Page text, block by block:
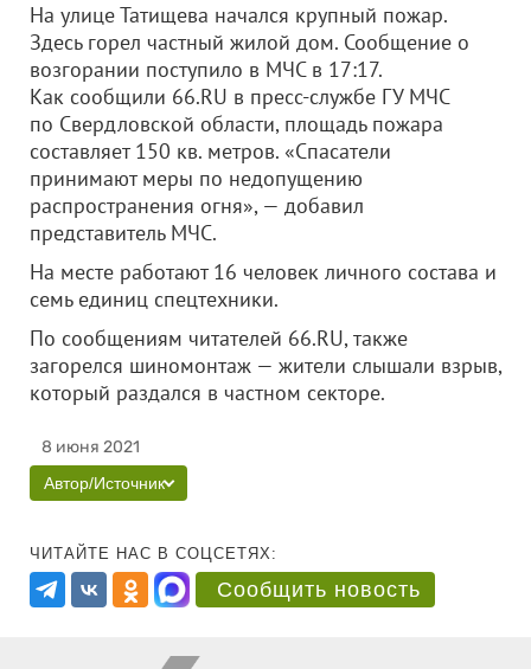
На улице Татищева начался крупный пожар.
Здесь горел частный жилой дом. Сообщение о
возгорании поступило в МЧС в 17:17.
Как сообщили 66.RU в пресс-службе ГУ МЧС
по Свердловской области, площадь пожара
составляет 150 кв. метров. «Спасатели
принимают меры по недопущению
распространения огня», — добавил
представитель МЧС.
На месте работают 16 человек личного состава и
семь единиц спецтехники.
По сообщениям читателей 66.RU, также
загорелся шиномонтаж — жители слышали взрыв,
который раздался в частном секторе.
8 июня 2021
Автор/Источник
ЧИТАЙТЕ НАС В СОЦСЕТЯХ:
Сообщить новость